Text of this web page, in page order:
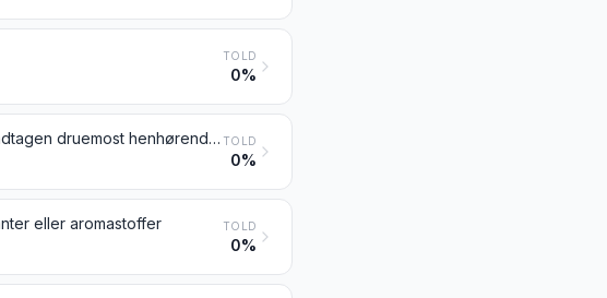
TOLD
0%
Vin af friske druer, herunder vin tilsat alkohol; druemost, undtagen druemost henhørende under pos. 2009 TOLD
0%
eller aromastoffer TOLD
0%